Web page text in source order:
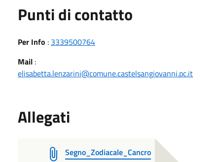
Punti di contatto
Per Info : 3339500764
Mail :
elisabetta.lenzarini@comune.castelsangiovanni.pc.it
Allegati
Segno_Zodiacale_Cancro